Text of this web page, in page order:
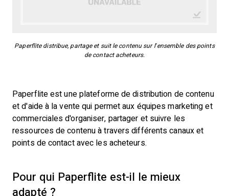
Paperflite distribue, partage et suit le contenu sur l’ensemble des points
de contact acheteurs.
Paperflite est une plateforme de distribution de contenu
et d'aide à la vente qui permet aux équipes marketing et
commerciales d'organiser, partager et suivre les
ressources de contenu à travers différents canaux et
points de contact avec les acheteurs.
Pour qui Paperflite est-il le mieux
adapté ?